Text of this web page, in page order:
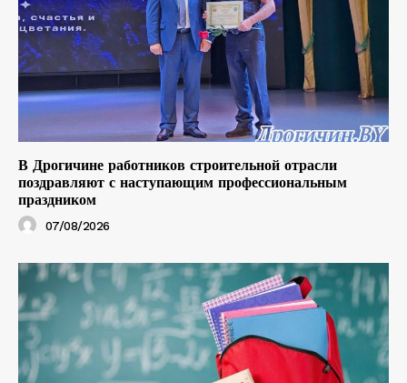
В Дрогичине работников строительной отрасли
поздравляют с наступающим профессиональным
праздником
07/08/2026